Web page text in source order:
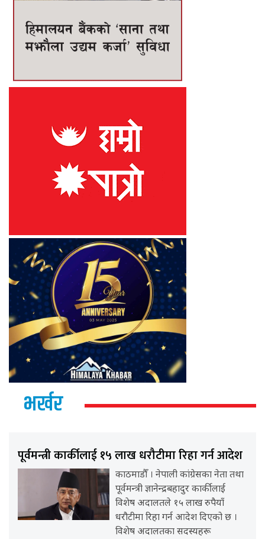
भर्खर
पूर्वमन्त्री कार्कीलाई १५ लाख धरौटीमा रिहा गर्न आदेश
काठमाडौँ । नेपाली कांग्रेसका नेता तथा
पूर्वमन्त्री ज्ञानेन्द्रबहादुर कार्कीलाई
विशेष अदालतले १५ लाख रुपैयाँ
धरौटीमा रिहा गर्न आदेश दिएको छ ।
विशेष अदालतका सदस्यहरू